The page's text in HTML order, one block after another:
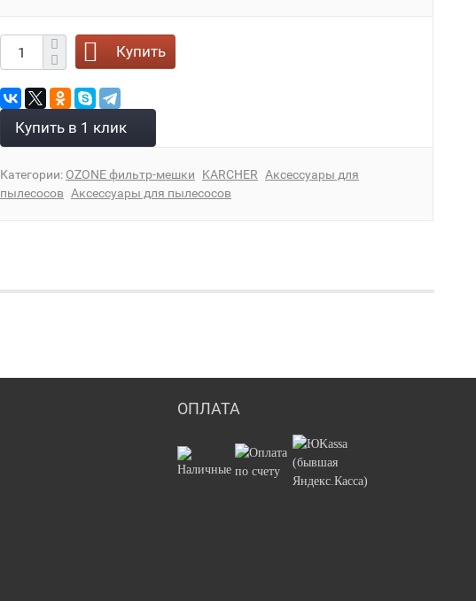
Купить
Купить в 1 клик
Категории: OZONE фильтр-мешки KARCHER Аксессуары для
пылесосов Аксессуары для пылесосов
ОПЛАТА